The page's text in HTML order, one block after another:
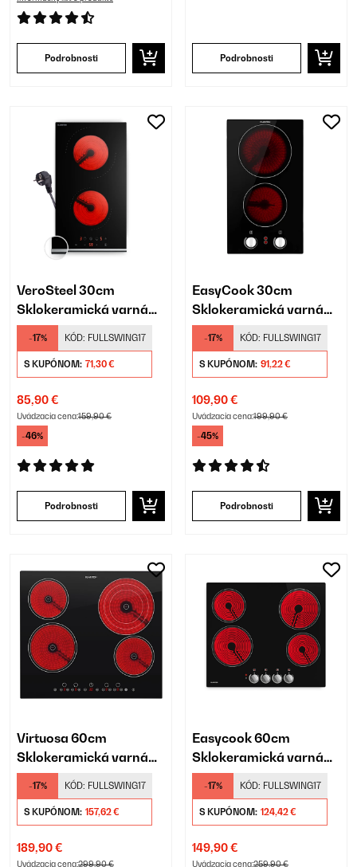
Podrobnosti Podrobnosti
VeroSteel 30cm
Sklokeramická varná
doska 2 Varné zóny
Čierna
-17% KÓD: FULLSWING17
S KUPÓNOM: 71,30 €
85,90 €
Uvádzacia cena:159,90 €
-46%
Podrobnosti
EasyCook 30cm
Sklokeramická varná
doska 2 Varné zóny
Čierna
-17% KÓD: FULLSWING17
S KUPÓNOM: 91,22 €
109,90 €
Uvádzacia cena:199,90 €
-45%
Podrobnosti
Virtuosa 60cm
Sklokeramická varná
doska 4 Varné zóny
Čierna
-17% KÓD: FULLSWING17
S KUPÓNOM: 157,62 €
189,90 €
Uvádzacia cena:299,90 €
Easycook 60cm
Sklokeramická varná
doska 4 Varné zóny
Čierna
-17% KÓD: FULLSWING17
S KUPÓNOM: 124,42 €
149,90 €
Uvádzacia cena:259,90 €